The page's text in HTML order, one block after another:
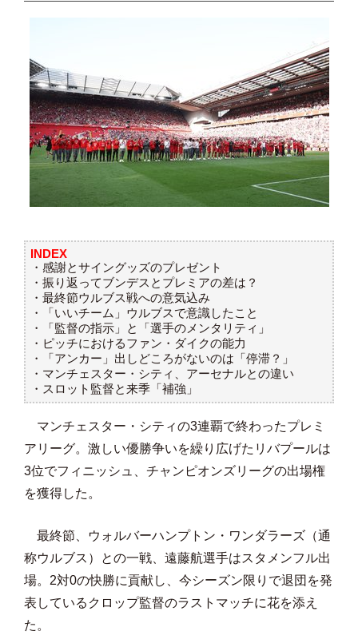
INDEX
・感謝とサイングッズのプレゼント
・振り返ってブンデスとプレミアの差は？
・最終節ウルブス戦への意気込み
・「いいチーム」ウルブスで意識したこと
・「監督の指示」と「選手のメンタリティ」
・ピッチにおけるファン・ダイクの能力
・「アンカー」出しどころがないのは「停滞？」
・マンチェスター・シティ、アーセナルとの違い
・スロット監督と来季「補強」
マンチェスター・シティの3連覇で終わったプレミ
アリーグ。激しい優勝争いを繰り広げたリバプールは
3位でフィニッシュ、チャンピオンズリーグの出場権
を獲得した。
最終節、ウォルバーハンプトン・ワンダラーズ（通
称ウルブス）との一戦、遠藤航選手はスタメンフル出
場。2対0の快勝に貢献し、今シーズン限りで退団を発
表しているクロップ監督のラストマッチに花を添え
た。